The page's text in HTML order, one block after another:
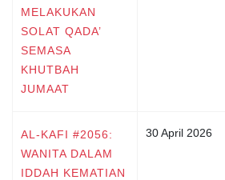
MELAKUKAN
SOLAT QADA’
SEMASA
KHUTBAH
JUMAAT
AL-KAFI #2056:
WANITA DALAM
IDDAH KEMATIAN
30 April 2026